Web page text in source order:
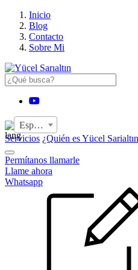
Inicio
Blog
Contacto
Sobre Mi
YouTube
Español
Servicios ¿Quién es Yücel
Permítanos llamarle
Llame ahora
Whatsapp